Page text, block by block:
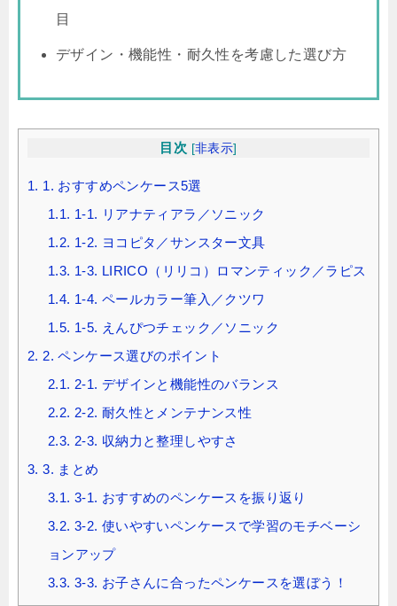
目
デザイン・機能性・耐久性を考慮した選び方
目次 [非表示]
1. 1. おすすめペンケース5選
1.1. 1-1. リアナティアラ／ソニック
1.2. 1-2. ヨコピタ／サンスター文具
1.3. 1-3. LIRICO（リリコ）ロマンティック／ラピス
1.4. 1-4. ペールカラー筆入／クツワ
1.5. 1-5. えんぴつチェック／ソニック
2. 2. ペンケース選びのポイント
2.1. 2-1. デザインと機能性のバランス
2.2. 2-2. 耐久性とメンテナンス性
2.3. 2-3. 収納力と整理しやすさ
3. 3. まとめ
3.1. 3-1. おすすめのペンケースを振り返り
3.2. 3-2. 使いやすいペンケースで学習のモチベーシ
ョンアップ
3.3. 3-3. お子さんに合ったペンケースを選ぼう！